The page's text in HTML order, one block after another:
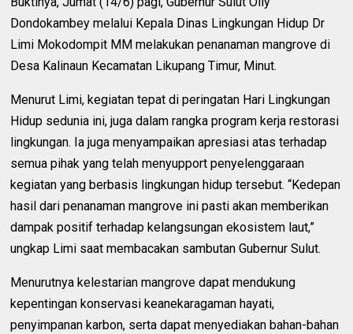
Dondokambey melalui Kepala Dinas Lingkungan Hidup Dr
Limi Mokodompit MM melakukan penanaman mangrove di
Desa Kalinaun Kecamatan Likupang Timur, Minut.
Menurut Limi, kegiatan tepat di peringatan Hari Lingkungan
Hidup sedunia ini, juga dalam rangka program kerja restorasi
lingkungan. Ia juga menyampaikan apresiasi atas terhadap
semua pihak yang telah menyupport penyelenggaraan
kegiatan yang berbasis lingkungan hidup tersebut. “Kedepan
hasil dari penanaman mangrove ini pasti akan memberikan
dampak positif terhadap kelangsungan ekosistem laut,”
ungkap Limi saat membacakan sambutan Gubernur Sulut.
Menurutnya kelestarian mangrove dapat mendukung
kepentingan konservasi keanekaragaman hayati,
penyimpanan karbon, serta dapat menyediakan bahan-bahan